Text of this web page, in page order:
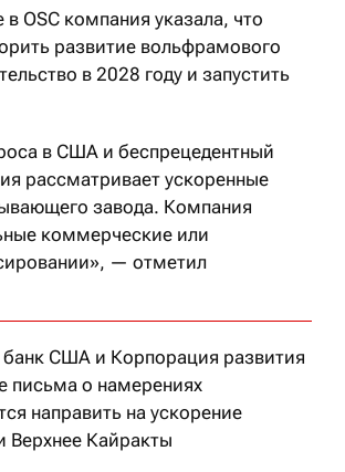
OSC компания указала, что
развитие вольфрамового
в 2028 году и запустить
в США и беспрецедентный
рассматривает ускоренные
завода. Компания
коммерческие или
— отметил
США и Корпорация развития
о намерениях
направить на ускорение
Верхнее Кайракты